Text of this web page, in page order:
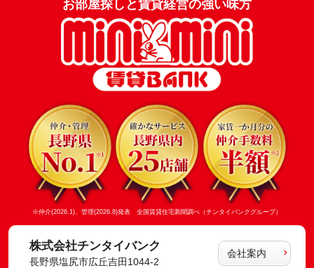
お部屋探しと賃貸経営の強い味方
※仲介(2026.1)、管理(2026.8)発表 全国賃貸住宅新聞調べ（チンタイバンクグループ）
株式会社チンタイバンク
長野県塩尻市広丘吉田1044-2
会社案内